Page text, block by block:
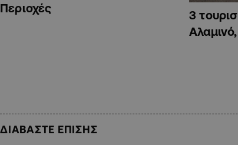
Περιοχές
3
ΔΙΑΒΑΣΤΕ ΕΠΙΣΗΣ